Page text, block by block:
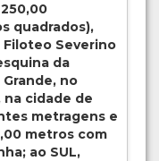
quadrados),
Filoteo Severino
da
no
na cidade de
metragens e
metros com
ao SUL,